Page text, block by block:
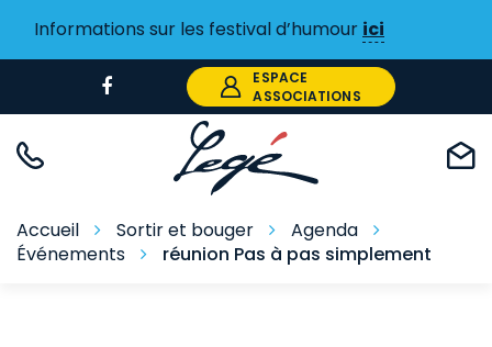
Informations sur les festival d’humour ici
vers
Facebook
ESPACE
ASSOCIATIONS
Accueil Sortir et bouger
Agenda
Événements
réunion Pas à pas simplement